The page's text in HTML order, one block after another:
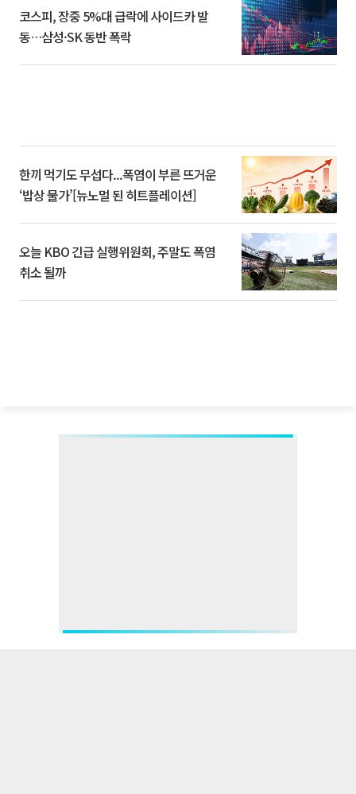
코스피, 장중 5%대 급락에 사이드카 발
동…삼성·SK 동반 폭락
한끼 먹기도 무섭다...폭염이 부른 뜨거운
‘밥상 물가’[뉴노멀 된 히트플레이션]
오늘 KBO 긴급 실행위원회, 주말도 폭염
취소 될까